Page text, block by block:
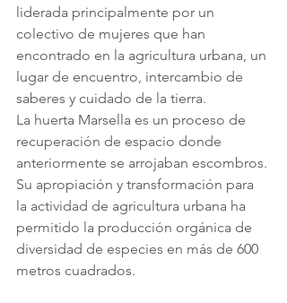
liderada principalmente por un
colectivo de mujeres que han
encontrado en la agricultura urbana, un
lugar de encuentro, intercambio de
saberes y cuidado de la tierra.
La huerta Marsella es un proceso de
recuperación de espacio donde
anteriormente se arrojaban escombros.
Su apropiación y transformación para
la actividad de agricultura urbana ha
permitido la producción orgánica de
diversidad de especies en más de 600
metros cuadrados.